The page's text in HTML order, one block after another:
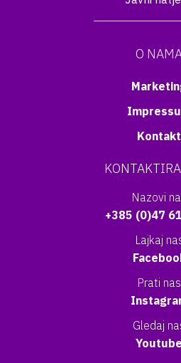
O
Kontakt
Nazovi
+385 (0)47
Lajkaj
Prati nas
Gledaj
Youtube